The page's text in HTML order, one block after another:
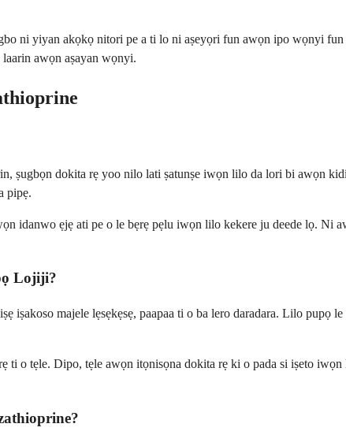
ni yiyan akọkọ nitori pe a ti lo ni aṣeyọri fun awọn ipo wọnyi
awọn aṣayan wọnyi.
ṣugbọn dokita rẹ yoo nilo lati ṣatunṣe iwọn lilo da lori bi awọn
pipẹ.
idanwo ẹjẹ ati pe o le bẹrẹ pẹlu iwọn lilo kekere ju deede lọ.
Lojiji?
iṣakoso majele lẹsẹkẹsẹ, paapaa ti o ba lero daradara. Lilo pupọ
o tẹle. Dipo, tẹle awọn itọnisọna dokita rẹ ki o pada si iṣeto